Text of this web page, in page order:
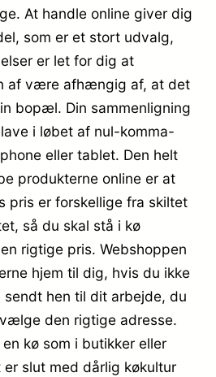
At handle online giver dig
som er et stort udvalg,
er let for dig at
af være afhængig af, at det
bopæl. Din sammenligning
i løbet af nul-komma-
eller tablet. Den helt
produkterne online er at
pris er forskellige fra skiltet
så du skal stå i kø
rigtige pris. Webshoppen
hjem til dig, hvis du ikke
hen til dit arbejde, du
den rigtige adresse.
kø som i butikker eller
slut med dårlig køkultur